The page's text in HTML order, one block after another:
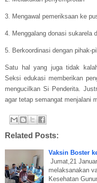
3. Mengawal pemeriksaan ke
4. Menggalang donasi sukarela
5. Berkoordinasi dengan pihak-
Satu hal yang juga tidak
Seksi edukasi memberikan
mengucilkan Si Penderita.
agar tetap semangat menjalani
Related Posts:
Vaksin Boster
Jumat,21
melaksanakan
Kesehatan